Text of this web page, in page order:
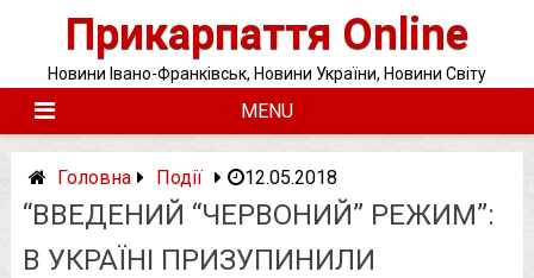
Прикарпаття Online
Новини Івано-Франківськ, Новини України, Новини Світу
MENU
Головна Події 12.05.2018
“ВВЕДЕНИЙ “ЧЕРВОНИЙ” РЕЖИМ”:
В УКРАЇНІ ПРИЗУПИНИЛИ